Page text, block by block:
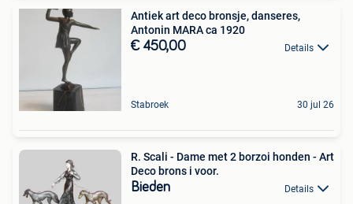
Antiek art deco bronsje, danseres,
Antonin MARA ca 1920
€ 450,00 Details
Stabroek 30 jul 26
R. Scali - Dame met 2 borzoi honden - Art
Deco brons i voor.
Bieden Details